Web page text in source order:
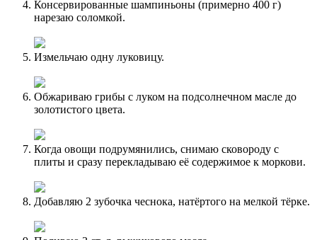
Консервированные шампиньоны (примерно 400 г)
нарезаю соломкой.
Измельчаю одну луковицу.
Обжариваю грибы с луком на подсолнечном масле до
золотистого цвета.
Когда овощи подрумянились, снимаю сковороду с
плиты и сразу перекладываю её содержимое к моркови.
Добавляю 2 зубочка чеснока, натёртого на мелкой тёрке.